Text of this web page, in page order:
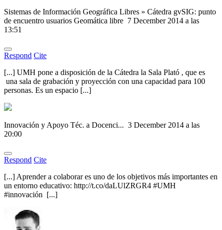
Sistemas de Información Geográfica Libres » Cátedra gvSIG: punto
de encuentro usuarios Geomática libre 7 December 2014 a las
13:51
Respond Cite
[...] UMH pone a disposición de la Cátedra la Sala Plató , que es
una sala de grabación y proyección con una capacidad para 100
personas. Es un espacio [...]
Innovación y Apoyo Téc. a Docenci... 3 December 2014 a las
20:00
Respond Cite
[...] Aprender a colaborar es uno de los objetivos más importantes en
un entorno educativo: http://t.co/daLUlZRGR4 #UMH
#innovación [...]